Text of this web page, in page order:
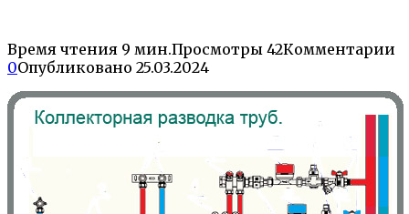
Время чтения 9 мин.Просмотры 42Комментарии
0Опубликовано 25.03.2024